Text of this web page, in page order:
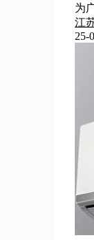
为
江
25-